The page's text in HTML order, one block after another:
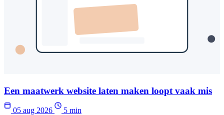
Een maatwerk website laten maken loopt vaak mis
05 aug 2026
5 min